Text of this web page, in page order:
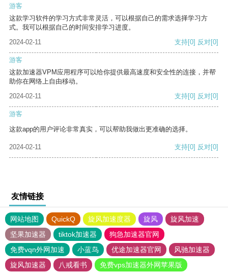
游客
这款学习软件的学习方式非常灵活，可以根据自己的需求选择学习方
式。我可以根据自己的时间安排学习进度。
2024-02-11
支持[0] 反对[0]
游客
这款加速器VPM应用程序可以给你提供最高速度和安全性的连接，并帮
助你在网络上自由移动。
2024-02-11
支持[0] 反对[0]
游客
这款app的用户评论非常真实，可以帮助我做出更准确的选择。
2024-02-11 支持[0] 反对[0]
友情链接
网站地图 QuickQ 旋风加速度器 旋风
旋风加速
坚果加速器
tiktok加速器
狗急加速器官网
免费vqn外网加速
小蓝鸟 优途加速器官网
风驰加速器
旋风加速器
八戒看书
免费vps加速器外网苹果版